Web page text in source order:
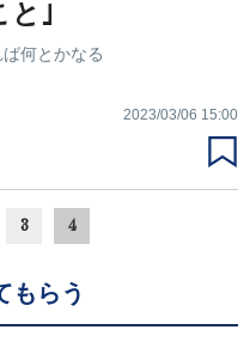
と｣
何とかなる
2023/03/06 15:00
3 4
もらう